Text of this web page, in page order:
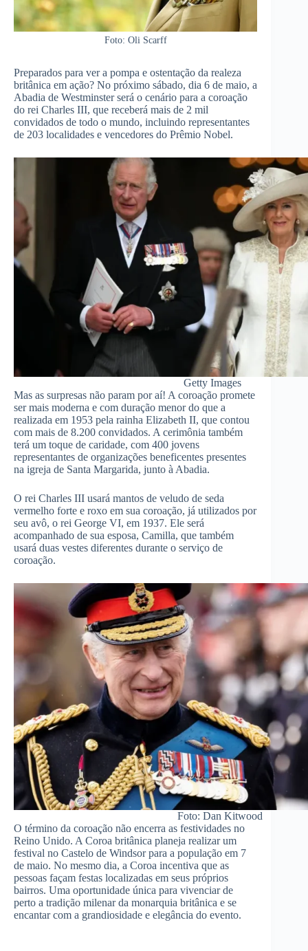
Foto: Oli Scarff
Preparados para ver a pompa e ostentação da realeza
britânica em ação? No próximo sábado, dia 6 de maio, a
Abadia de Westminster será o cenário para a coroação
do rei Charles III, que receberá mais de 2 mil
convidados de todo o mundo, incluindo representantes
de 203 localidades e vencedores do Prêmio Nobel.
Getty Images
Mas as surpresas não param por aí! A coroação promete
ser mais moderna e com duração menor do que a
realizada em 1953 pela rainha Elizabeth II, que contou
com mais de 8.200 convidados. A cerimônia também
terá um toque de caridade, com 400 jovens
representantes de organizações beneficentes presentes
na igreja de Santa Margarida, junto à Abadia.
O rei Charles III usará mantos de veludo de seda
vermelho forte e roxo em sua coroação, já utilizados por
seu avô, o rei George VI, em 1937. Ele será
acompanhado de sua esposa, Camilla, que também
usará duas vestes diferentes durante o serviço de
coroação.
Foto: Dan Kitwood
O término da coroação não encerra as festividades no
Reino Unido. A Coroa britânica planeja realizar um
festival no Castelo de Windsor para a população em 7
de maio. No mesmo dia, a Coroa incentiva que as
pessoas façam festas localizadas em seus próprios
bairros. Uma oportunidade única para vivenciar de
perto a tradição milenar da monarquia britânica e se
encantar com a grandiosidade e elegância do evento.